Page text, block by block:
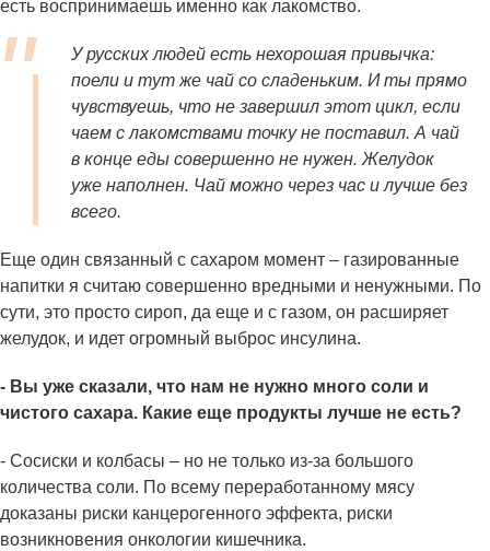
есть воспринимаешь именно как лакомство.
У русских людей есть нехорошая привычка:
поели и тут же чай со сладеньким. И ты прямо
чувствуешь, что не завершил этот цикл, если
чаем с лакомствами точку не поставил. А чай
в конце еды совершенно не нужен. Желудок
уже наполнен. Чай можно через час и лучше без
всего.
Еще один связанный с сахаром момент – газированные
напитки я считаю совершенно вредными и ненужными. По
сути, это просто сироп, да еще и с газом, он расширяет
желудок, и идет огромный выброс инсулина.
- Вы уже сказали, что нам не нужно много соли и
чистого сахара. Какие еще продукты лучше не есть?
- Сосиски и колбасы – но не только из-за большого
количества соли. По всему переработанному мясу
доказаны риски канцерогенного эффекта, риски
возникновения онкологии кишечника.